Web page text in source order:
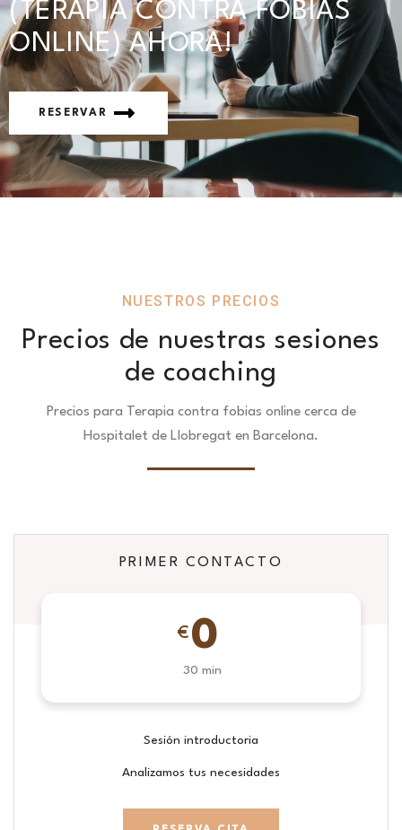
(TERAPIA CONTRA FOBIAS
ONLINE) AHORA!
RESERVAR
NUESTROS PRECIOS
Precios de nuestras sesiones
de coaching
Precios para Terapia contra fobias online cerca de
Hospitalet de Llobregat en Barcelona.
PRIMER CONTACTO
€ 0
30 min
Sesión introductoria
Analizamos tus necesidades